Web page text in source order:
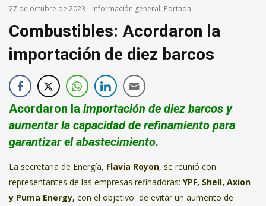
27 de octubre de 2023 - Información general, Portada
Combustibles: Acordaron la
importación de diez barcos
Acordaron la importación de diez barcos y
aumentar la capacidad de refinamiento para
garantizar el abastecimiento.
La secretaria de Energía, Flavia Royon, se reunió con
representantes de las empresas refinadoras: YPF, Shell, Axion
y Puma Energy, con el objetivo de evitar un aumento de